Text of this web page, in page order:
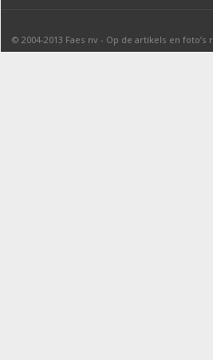
© 2004-2013 Faes nv - Op de artikels en foto’s